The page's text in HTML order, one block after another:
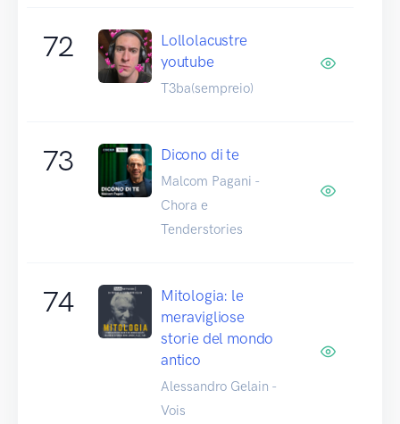
72
Lollolacustre
youtube
T3ba(sempreio)
73 Dicono di te
Malcom Pagani -
Chora e
Tenderstories
74
Mitologia: le
meravigliose
storie del mondo
antico
Alessandro Gelain -
Vois